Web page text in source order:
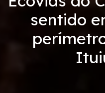
Condições da Via
sentido